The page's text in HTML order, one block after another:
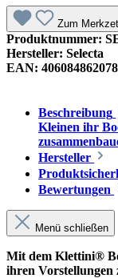
Zum
Produktnummer:
Hersteller: Selecta
EAN:
Beschreibung
Kleinen ihr
Hersteller
Bewertungen
Menü schließen
Mit dem Klettini®
ihren Vorstellungen